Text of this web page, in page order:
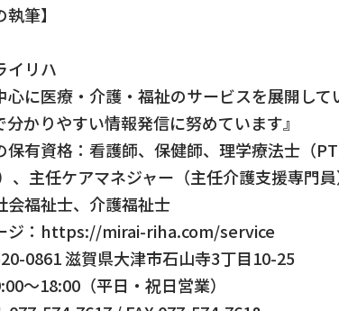
筆】
イリハ
心に医療・介護・福祉のサービスを展開し
分かりやすい情報発信に努めています』
保有資格：看護師、保健師、理学療法士（
、主任ケアマネジャー（主任介護支援専門
会福祉士、介護福祉士
ジ：https://mirai-riha.com/service
0861 滋賀県大津市石山寺3丁目10-25
～18:00（平日・祝日営業）